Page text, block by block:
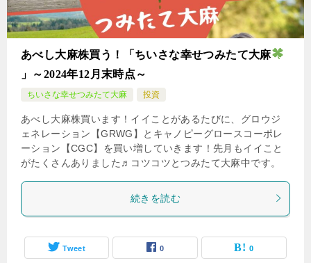
あべし大麻株買う！「ちいさな幸せつみたて大麻
」～2024年12月末時点～
ちいさな幸せつみたて大麻 投資
あべし大麻株買います！イイことがあるたびに、グロウジ
ェネレーション【GRWG】とキャノピーグロースコーポレ
ーション【CGC】を買い増していきます！先月もイイこと
がたくさんありました♬コツコツとつみたて大麻中です。
続きを読む
Tweet 0 0